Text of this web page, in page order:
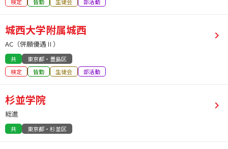
城西大学附属城西
AC（併願優遇Ⅱ）
共
東京都・豊島区
検定
皆勤 生徒会 部活動
杉並学院
総進
共 東京都・杉並区